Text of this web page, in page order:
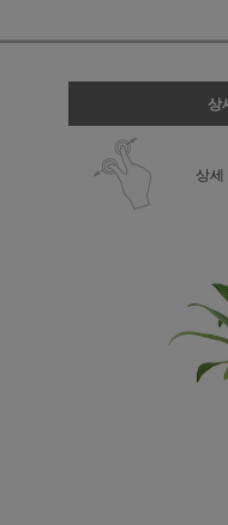
상
상